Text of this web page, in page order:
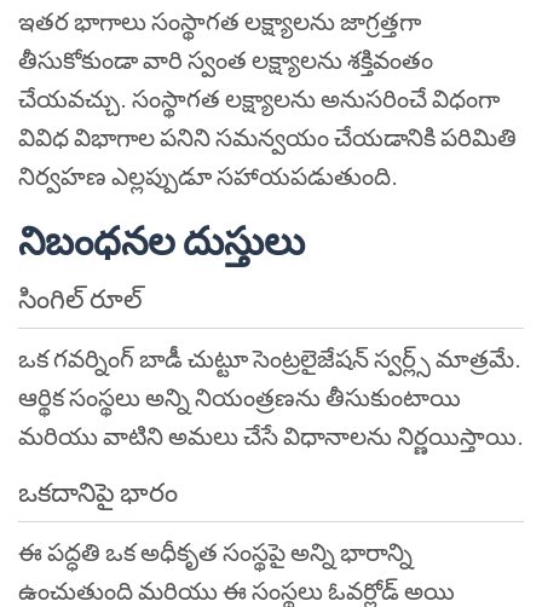
ఇతర భాగాలు సంస్థాగత లక్ష్యాలను జాగ్రత్తగా
తీసుకోకుండా వారి స్వంత లక్ష్యాలను శక్తివంతం
చేయవచ్చు. సంస్థాగత లక్ష్యాలను అనుసరించే విధంగా
వివిధ విభాగాల పనిని సమన్వయం చేయడానికి పరిమితి
నిర్వహణ ఎల్లప్పుడూ సహాయపడుతుంది.
నిబంధనల దుస్తులు
సింగిల్ రూల్
ఒక గవర్నింగ్ బాడీ చుట్టూ సెంట్రలైజేషన్ స్వర్ల్స్ మాత్రమే.
ఆర్థిక సంస్థలు అన్ని నియంత్రణను తీసుకుంటాయి
మరియు వాటిని అమలు చేసే విధానాలను నిర్ణయిస్తాయి.
ఒకదానిపై భారం
ఈ పద్ధతి ఒక అధీకృత సంస్థపై అన్ని భారాన్ని
ఉంచుతుంది మరియు ఈ సంస్థలు ఓవర్లోడ్ అయి